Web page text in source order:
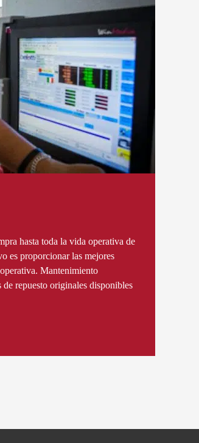
hasta toda la vida operativa de
es proporcionar las mejores
Mantenimiento
repuesto originales disponibles